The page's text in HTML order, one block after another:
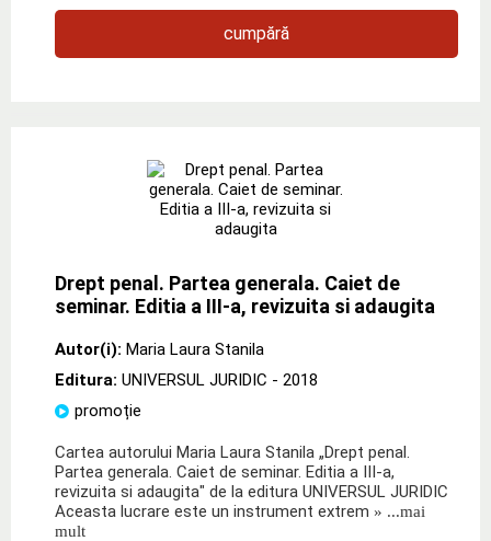
cumpără
Drept penal. Partea generala. Caiet de
seminar. Editia a III-a, revizuita si adaugita
Autor(i): Maria Laura Stanila
Editura: UNIVERSUL JURIDIC - 2018
promoție
Cartea autorului Maria Laura Stanila „Drept penal.
Partea generala. Caiet de seminar. Editia a III-a,
revizuita si adaugita" de la editura UNIVERSUL JURIDIC
Aceasta lucrare este un instrument extrem » ...mai
mult